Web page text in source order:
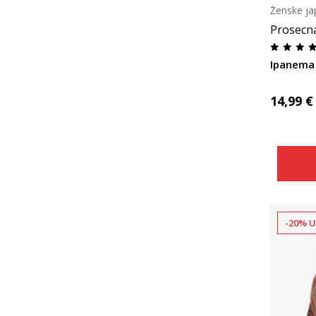
Ženske
14,99 €
-20%